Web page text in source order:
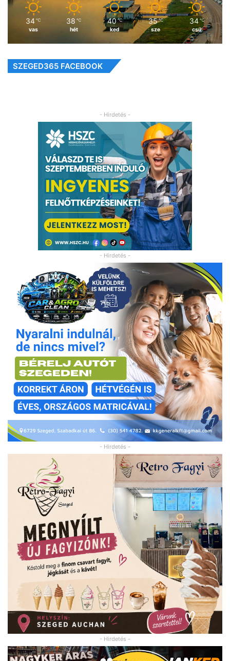
34 ℃
vas
38 ℃
hét
40 ℃
ked
35 ℃
sze
34 ℃
csü
SZEGED365 FACEBOOK
- Hirdetés -
- Hirdetés -
- Hirdetés -
- Hirdetés -